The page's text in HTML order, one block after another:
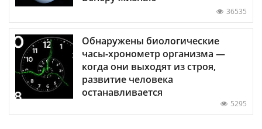
36535
Обнаружены биологические
часы-хронометр организма —
когда они выходят из строя,
развитие человека
останавливается
5295